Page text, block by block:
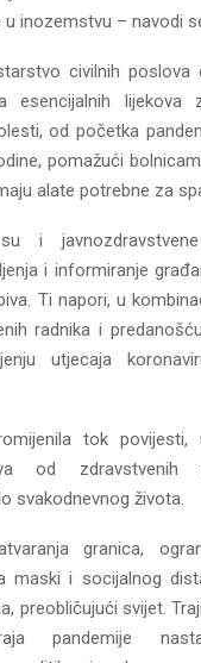
u inozemstvu – navodi
civilnih poslova
esencijalnih lijekova
od početka
pomažući
alate potrebne za
i
i informiranje
Ti napori, u
radnika i
utjecaja
tok
od zdravstvenih
svakodnevnog života.
granica,
maski i socijalnog
preobličujući svijet.
pandemije